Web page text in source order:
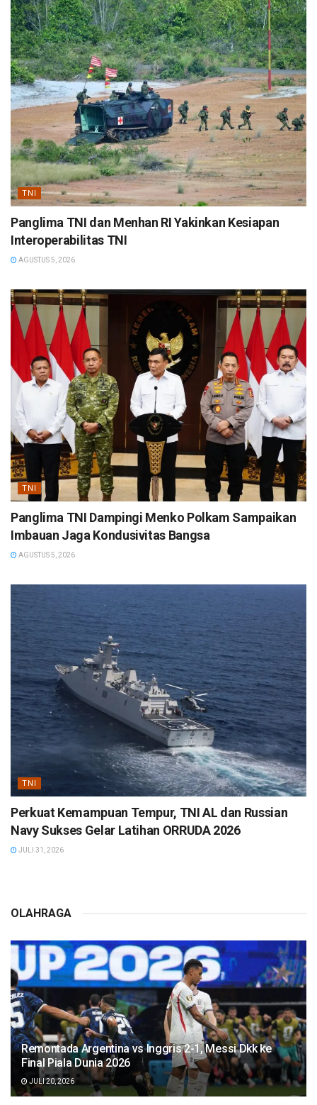
TNI
Panglima TNI dan Menhan RI Yakinkan Kesiapan
Interoperabilitas TNI
AGUSTUS 5, 2026
TNI
Panglima TNI Dampingi Menko Polkam Sampaikan
Imbauan Jaga Kondusivitas Bangsa
AGUSTUS 5, 2026
TNI
Perkuat Kemampuan Tempur, TNI AL dan Russian
Navy Sukses Gelar Latihan ORRUDA 2026
JULI 31, 2026
OLAHRAGA
Remontada Argentina vs Inggris 2-1, Messi Dkk ke
Final Piala Dunia 2026
JULI 20, 2026